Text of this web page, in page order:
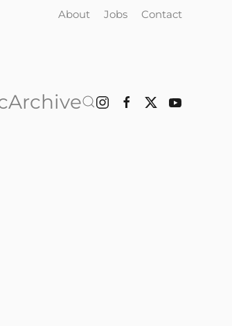
About Jobs Contact
Archive